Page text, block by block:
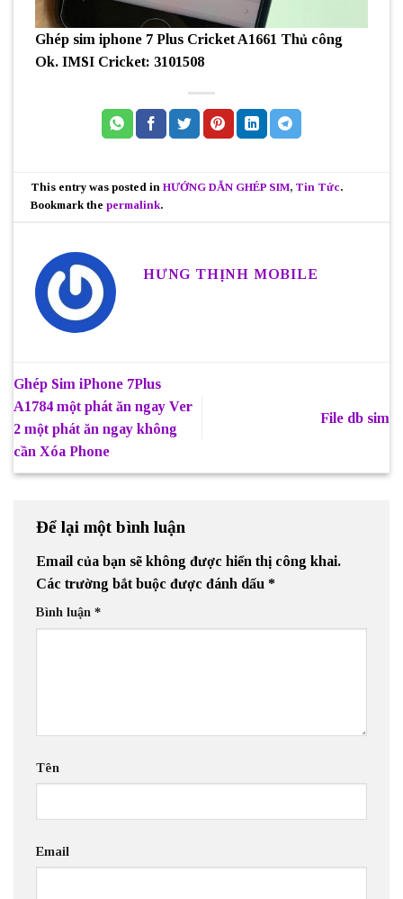
Ghép sim iphone 7 Plus Cricket A1661 Thủ công
Ok. IMSI Cricket: 3101508
This entry was posted inHƯỚNG DẪN GHÉP SIM, Tin Tức.
Bookmark thepermalink.
HƯNG THỊNH MOBILE
Ghép Sim iPhone 7Plus
A1784 một phát ăn ngay Ver
2 một phát ăn ngay không
cần Xóa Phone
File db sim
Để lại một bình luận
Email của bạn sẽ không được hiển thị công khai.
Các trường bắt buộc được đánh dấu *
Bình luận *
Tên
Email